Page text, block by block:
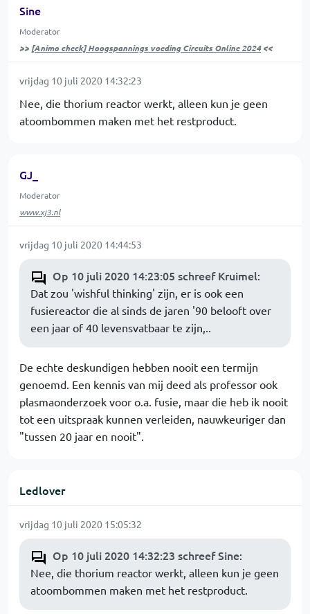
Sine
Moderator
>> [Animo check] Hoogspannings voeding Circuits Online 2024<<
vrijdag 10 juli 2020 14:32:23
Nee, die thorium reactor werkt, alleen kun je geen
atoombommen maken met het restproduct.
GJ_
Moderator
www.xj3.nl
vrijdag 10 juli 2020 14:44:53
Op 10 juli 2020 14:23:05 schreef Kruimel:
Dat zou 'wishful thinking' zijn, er is ook een
fusiereactor die al sinds de jaren '90 belooft over
een jaar of 40 levensvatbaar te zijn,..
De echte deskundigen hebben nooit een termijn
genoemd. Een kennis van mij deed als professor ook
plasmaonderzoek voor o.a. fusie, maar die heb ik nooit
tot een uitspraak kunnen verleiden, nauwkeuriger dan
"tussen 20 jaar en nooit".
Ledlover
vrijdag 10 juli 2020 15:05:32
Op 10 juli 2020 14:32:23 schreef Sine:
Nee, die thorium reactor werkt, alleen kun je geen
atoombommen maken met het restproduct.